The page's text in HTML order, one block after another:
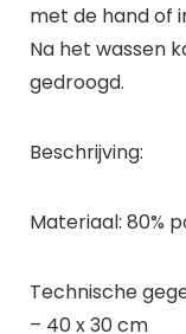
met de hand of
Na het wassen
gedroogd.
Beschrijving:
Materiaal: 80%
Technische
– 40 x 30 cm